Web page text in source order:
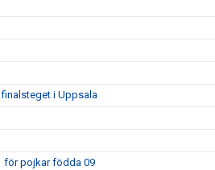
finalsteget i Uppsala
för pojkar födda 09